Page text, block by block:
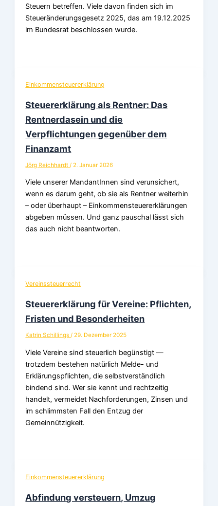
Steuern betreffen. Viele davon finden sich im
Steueränderungsgesetz 2025, das am 19.12.2025
im Bundesrat beschlossen wurde.
Einkommensteuererklärung
Steuererklärung als Rentner: Das
Rentnerdasein und die
Verpflichtungen gegenüber dem
Finanzamt
Jörg Reichhardt / 2. Januar 2026
Viele unserer MandantInnen sind verunsichert,
wenn es darum geht, ob sie als Rentner weiterhin
– oder überhaupt – Einkommensteuererklärungen
abgeben müssen. Und ganz pauschal lässt sich
das auch nicht beantworten.
Vereinssteuerrecht
Steuererklärung für Vereine: Pflichten,
Fristen und Besonderheiten
Katrin Schillings/ 29. Dezember 2025
Viele Vereine sind steuerlich begünstigt —
trotzdem bestehen natürlich Melde- und
Erklärungspflichten, die selbstverständlich
bindend sind. Wer sie kennt und rechtzeitig
handelt, vermeidet Nachforderungen, Zinsen und
im schlimmsten Fall den Entzug der
Gemeinnützigkeit.
Einkommensteuererklärung
Abfindung versteuern, Umzug